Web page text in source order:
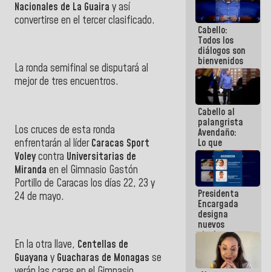
Nacionales de La Guaira y así
convertirse en el tercer clasificado.
La ronda semifinal se disputará al
mejor de tres encuentros.
Los cruces de esta ronda
enfrentarán al líderCaracas Sport
Voleycontra Universitarias de
Miranda en el Gimnasio Gastón
Portillo de Caracas los días 22, 23 y
24 de mayo.
En la otra llave, Centellas de
Guayana y Guacharas de Monagas se
hegemónica?
(1)
Cabello:
Todos los
diálogos son
bienvenidos
siempre que
estén en el
marco de la
Constitución
de la
República
Cabello al
palangrista
Avendaño:
Lo que
vayas a
escribir
hazlo hoy
por que no
sabemos si
la semana
que viene
hay
programa
Presidenta
Encargada
designa
nuevos
titulares en
Viceministerio
de Energía